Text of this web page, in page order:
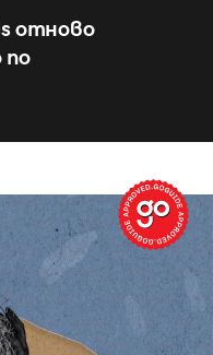
отново
по